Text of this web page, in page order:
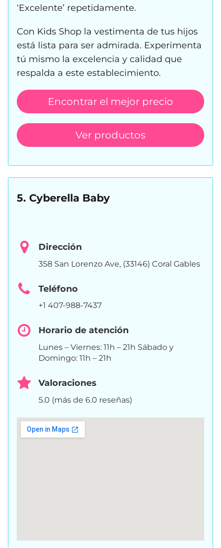
‘Excelente’ repetidamente.
Con Kids Shop la vestimenta de tus hijos
está lista para ser admirada. Experimenta
tú mismo la excelencia y calidad que
respalda a este establecimiento.
Encontrar el mejor precio
Ver productos
5. Cyberella Baby
Dirección
358 San Lorenzo Ave, (33146) Coral Gables
Teléfono
+1 407-988-7437
Horario de atención
Lunes – Viernes: 11h – 21h Sábado y
Domingo: 11h – 21h
Valoraciones
5.0 (más de 6.0 reseñas)